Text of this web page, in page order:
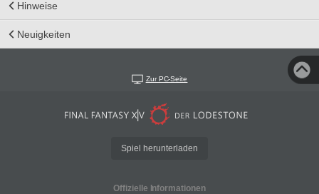
Hinweise
Neuigkeiten
Zur PC-Seite
Spiel herunterladen
Offizielle Informationen